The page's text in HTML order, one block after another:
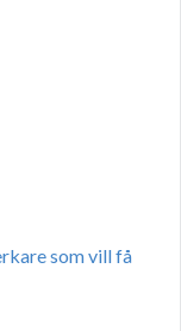
som vill få